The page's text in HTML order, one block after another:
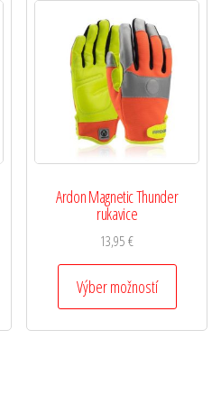
Ardon Magnetic Thunder
rukavice
13,95€
Výber možností